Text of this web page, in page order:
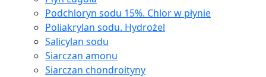
Podchloryn sodu 15%. Chlor w płynie
Poliakrylan sodu. Hydrożel
Salicylan sodu
Siarczan amonu
Siarczan chondroityny